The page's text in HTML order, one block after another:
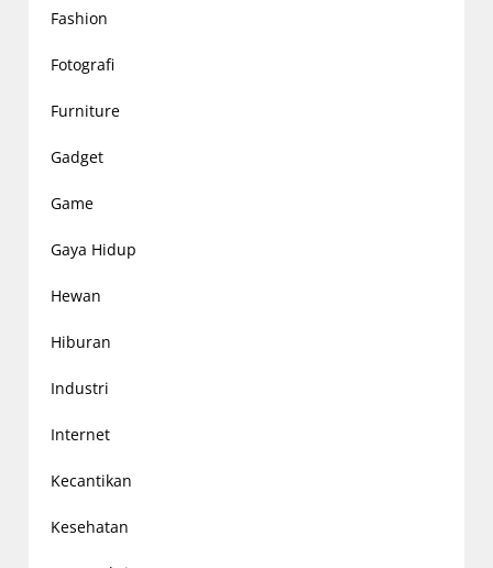
Fashion
Fotografi
Furniture
Gadget
Game
Gaya Hidup
Hewan
Hiburan
Industri
Internet
Kecantikan
Kesehatan